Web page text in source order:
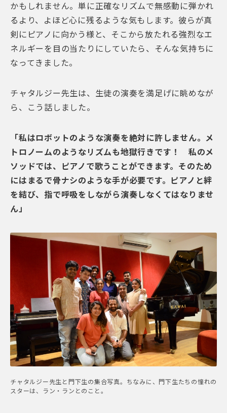
かもしれません。単に正確なリズムで無感動に弾かれ
るより、よほど心に残るような気もします。彼らが真
剣にピアノに向かう様と、そこから放たれる強烈なエ
ネルギーを目の当たりにしていたら、そんな気持ちに
なってきました。
チャタルジー先生は、生徒の演奏を満足げに眺めなが
ら、こう話しました。
「私はロボットのような演奏を絶対に許しません。メ
トロノームのようなリズムも地獄行きです！ 私のメ
ソッドでは、ピアノで歌うことができます。そのため
にはまるで骨ナシのような手が必要です。ピアノと絆
を結び、指で呼吸をしながら演奏しなくてはなりませ
ん」
チャタルジー先生と門下生の集合写真。ちなみに、門下生たちの憧れの
スターは、ラン・ランとのこと。